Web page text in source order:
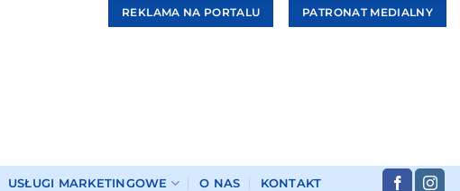
REKLAMA NA PORTALU PATRONAT MEDIALNY
USŁUGI MARKETINGOWE O NAS KONTAKT